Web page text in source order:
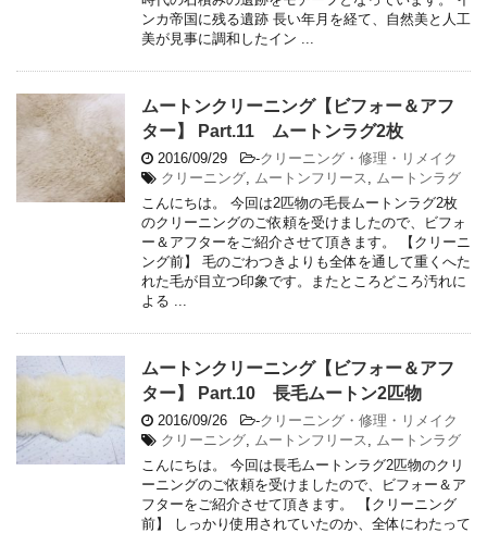
ンカ帝国に残る遺跡 長い年月を経て、自然美と人工
美が見事に調和したイン ...
ムートンクリーニング【ビフォー＆アフ
ター】 Part.11 ムートンラグ2枚
2016/09/29 -クリーニング・修理・リメイク
クリーニング, ムートンフリース , ムートンラグ
こんにちは。 今回は2匹物の毛長ムートンラグ2枚
のクリーニングのご依頼を受けましたので、ビフォ
ー＆アフターをご紹介させて頂きます。 【クリーニ
ング前】 毛のごわつきよりも全体を通して重くへた
れた毛が目立つ印象です。またところどころ汚れに
よる ...
ムートンクリーニング【ビフォー＆アフ
ター】 Part.10 長毛ムートン2匹物
2016/09/26 -クリーニング・修理・リメイク
クリーニング, ムートンフリース , ムートンラグ
こんにちは。 今回は長毛ムートンラグ2匹物のクリ
ーニングのご依頼を受けましたので、ビフォー＆ア
フターをご紹介させて頂きます。 【クリーニング
前】 しっかり使用されていたのか、全体にわたって